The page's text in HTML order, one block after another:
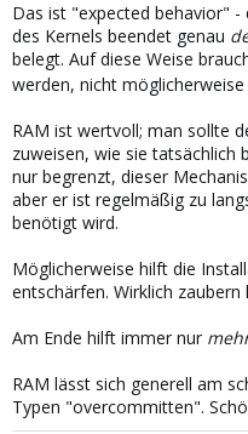
Das ist "expected behavior"
des Kernels beendet genau
belegt. Auf diese Weise
werden, nicht
RAM ist wertvoll; man sollte
zuweisen, wie sie tatsächlich
nur begrenzt, dieser
aber er ist regelmäßig zu
benötigt wird.
Möglicherweise hilft die
entschärfen. Wirklich
Am Ende hilft immer nur
RAM lässt sich generell am
Typen "overcommitten".